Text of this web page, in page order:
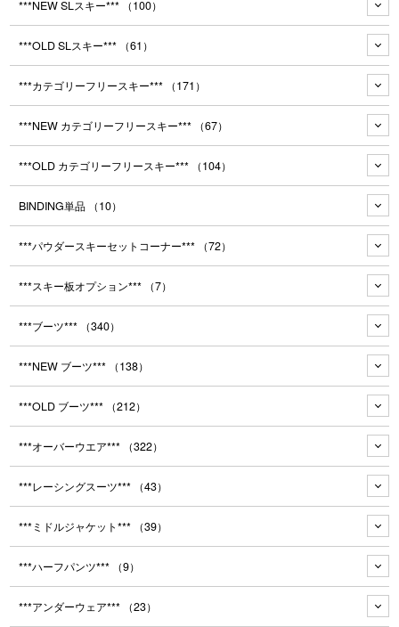
***NEW SLスキー*** （100）
***OLD SLスキー*** （61）
***カテゴリーフリースキー*** （171）
***NEW カテゴリーフリースキー*** （67）
***OLD カテゴリーフリースキー*** （104）
BINDING単品 （10）
***パウダースキーセットコーナー*** （72）
***スキー板オプション*** （7）
***ブーツ*** （340）
***NEW ブーツ*** （138）
***OLD ブーツ*** （212）
***オーバーウエア*** （322）
***レーシングスーツ*** （43）
***ミドルジャケット*** （39）
***ハーフパンツ*** （9）
***アンダーウェア*** （23）